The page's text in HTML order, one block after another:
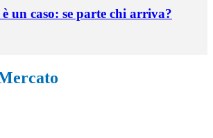
un caso: se parte chi arriva?